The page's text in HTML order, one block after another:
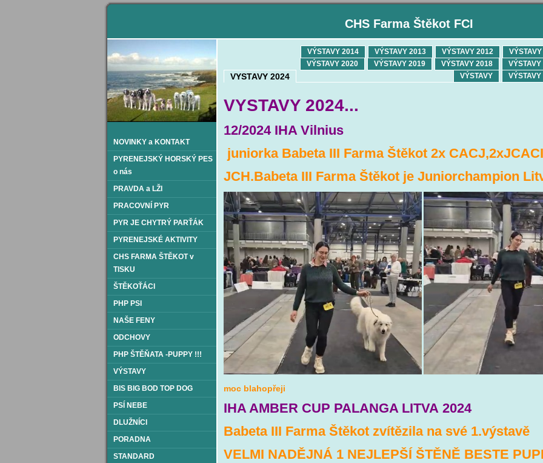
CHS Farma Štěkot FCI
NOVINKY a KONTAKT
PYRENEJSKÝ HORSKÝ PES
o nás
PRAVDA a LŽI
PRACOVNÍ PYR
PYR JE CHYTRÝ PARŤÁK
PYRENEJSKÉ AKTIVITY
CHS FARMA ŠTĚKOT v
TISKU
ŠTĚKOŤÁCI
PHP PSI
NAŠE FENY
ODCHOVY
PHP ŠTĚŇATA -PUPPY !!!
VÝSTAVY
BIS BIG BOD TOP DOG
PSÍ NEBE
DLUŽNÍCI
PORADNA
STANDARD
VYSTAVY 2024
VÝSTAVY 2012
VÝSTAVY 2013
VÝSTAVY 2014
VÝSTAVY 2018
VÝSTAVY 2019
VÝSTAVY 2020
VÝSTAVY
VYSTAVY 2024...
12/2024 IHA Vilnius
juniorka Babeta III Farma Štěkot 2x
JCH.Babeta III Farma Štěkot je Juniorchampion
moc blahopřeji
IHA AMBER CUP PALANGA LITVA 2024
Babeta III Farma Štěkot zvítězila na své 1.výstavě
VELMI NADĚJNÁ 1 NEJLEPŠÍ ŠTĚNĚ BESTE